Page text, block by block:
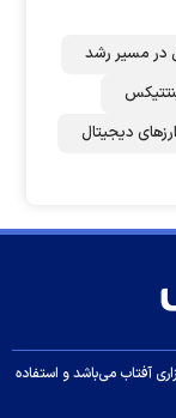
در مسیر رشد
دیجیتال
آفتاب می‌باشد و استفاده